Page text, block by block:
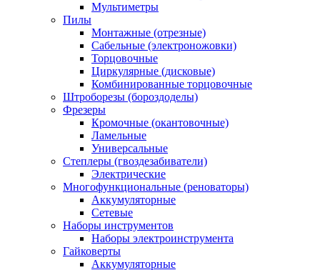
Мультиметры
Пилы
Монтажные (отрезные)
Сабельные (электроножовки)
Торцовочные
Циркулярные (дисковые)
Комбинированные торцовочные
Штроборезы (бороздоделы)
Фрезеры
Кромочные (окантовочные)
Ламельные
Универсальные
Степлеры (гвоздезабиватели)
Электрические
Многофункциональные (реноваторы)
Аккумуляторные
Сетевые
Наборы инструментов
Наборы электроинструмента
Гайковерты
Аккумуляторные